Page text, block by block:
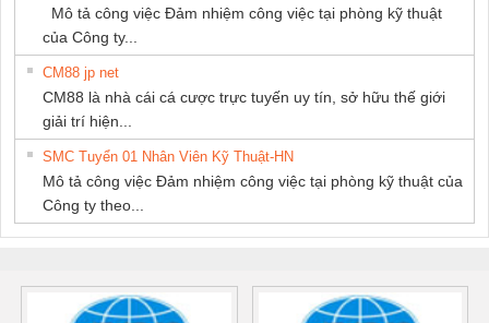
Mô tả công việc Đảm nhiệm công việc tại phòng kỹ thuật
của Công ty...
CM88 jp net
CM88 là nhà cái cá cược trực tuyến uy tín, sở hữu thế giới
giải trí hiện...
SMC Tuyển 01 Nhân Viên Kỹ Thuật-HN
Mô tả công việc Đảm nhiệm công việc tại phòng kỹ thuật của
Công ty theo...